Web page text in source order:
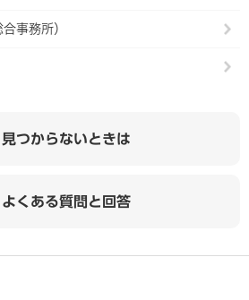
事務所）
見つからないときは
よくある質問と回答